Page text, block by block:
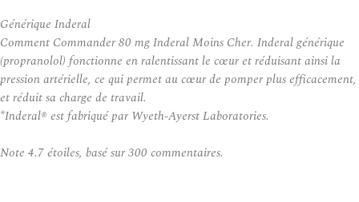
Générique Inderal
Comment Commander 80 mg Inderal Moins Cher. Inderal générique
(propranolol) fonctionne en ralentissant le cœur et réduisant ainsi la
pression artérielle, ce qui permet au cœur de pomper plus efficacement,
et réduit sa charge de travail.
*Inderal® est fabriqué par Wyeth-Ayerst Laboratories.
Note 4.7étoiles, basé sur300 commentaires.